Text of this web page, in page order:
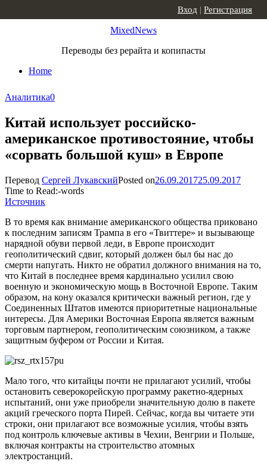
MixedNews
Переводы без рерайта и копипасты
Home
Вход | Регистрация
Аналитика0
Китай использует российско-
американское противостояние, чтобы
«сорвать большой куш» в Европе
Перевод Сергей ЛукавскийPosted on26.09.201725.09.2017
Time to Read:-words
Источник
В то время как внимание американского общества приковано
к последним записям Трампа в его «Твиттере» и вызывающе
нарядной обуви первой леди, в Европе происходит
геополитический сдвиг, который должен был бы нас до
смерти напугать. Никто не обратил должного внимания на то,
что Китай в последнее время кардинально усилил свою
военную и экономическую мощь в Восточной Европе. Таким
образом, на кону оказался критически важный регион, где у
Соединенных Штатов имеются приоритетные национальные
интересы. Для Америки Восточная Европа является важным
торговым партнером, геополитическим союзником, а также
защитным буфером от России и Китая.
Мало того, что китайцы почти не прилагают усилий, чтобы
остановить северокорейскую программу ракетно-ядерных
испытаний, они уже приобрели значительную долю в пакете
акций греческого порта Пирей. Сейчас, когда вы читаете эти
строки, они прилагают все возможные усилия, чтобы взять
под контроль ключевые активы в Чехии, Венгрии и Польше,
включая контракты на строительство атомных
электростанций.